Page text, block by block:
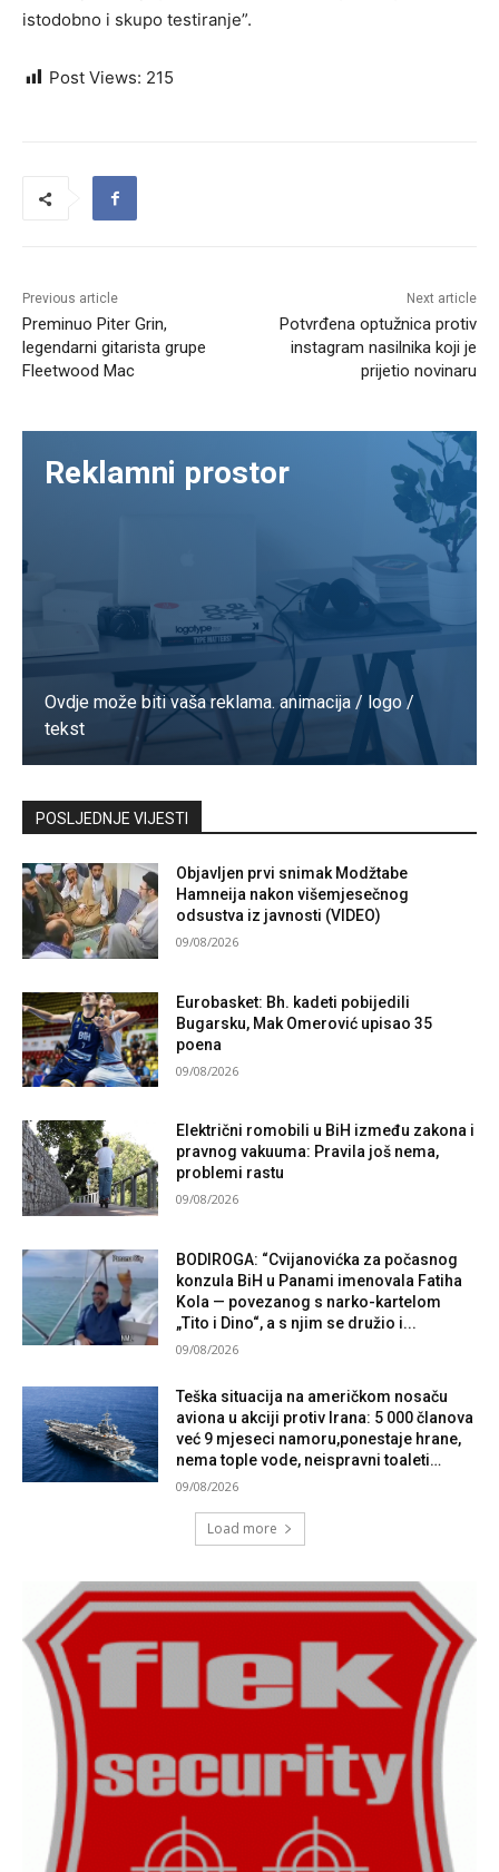
istodobno i skupo testiranje”.
Post Views: 215
Previous article
Preminuo Piter Grin,
legendarni gitarista grupe
Fleetwood Mac
Next article
Potvrđena optužnica protiv
instagram nasilnika koji je
prijetio novinaru
Reklamni prostor
Ovdje može biti vaša reklama. animacija / logo /
tekst
Kontaktirajte nas
POSLJEDNJE VIJESTI
Objavljen prvi snimak Modžtabe
Hamneija nakon višemjesečnog
odsustva iz javnosti (VIDEO)
09/08/2026
Eurobasket: Bh. kadeti pobijedili
Bugarsku, Mak Omerović upisao 35
poena
09/08/2026
Električni romobili u BiH između zakona i
pravnog vakuuma: Pravila još nema,
problemi rastu
09/08/2026
BODIROGA: “Cvijanovićka za počasnog
konzula BiH u Panami imenovala Fatiha
Kola — povezanog s narko-kartelom
„Tito i Dino“, a s njim se družio i...
09/08/2026
Teška situacija na američkom nosaču
aviona u akciji protiv Irana: 5 000 članova
već 9 mjeseci namoru,ponestaje hrane,
nema tople vode, neispravni toaleti…
09/08/2026
Load more